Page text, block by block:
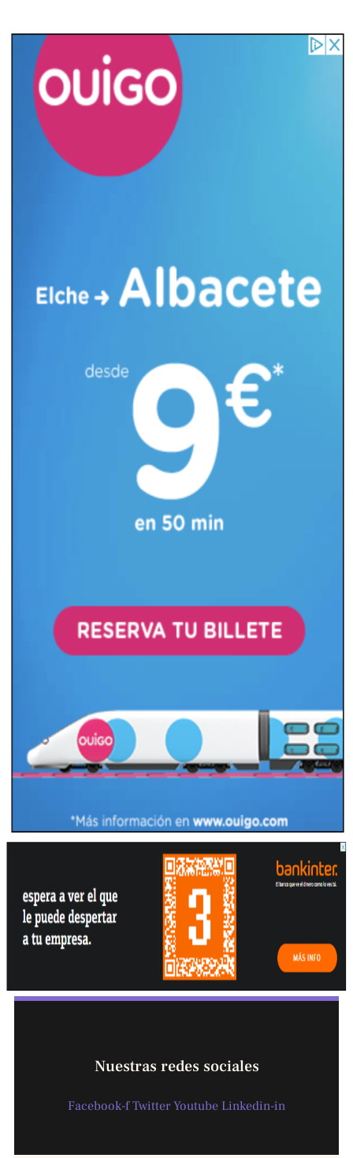
Nuestras redes sociales
Facebook-f Twitter Youtube Linkedin-in